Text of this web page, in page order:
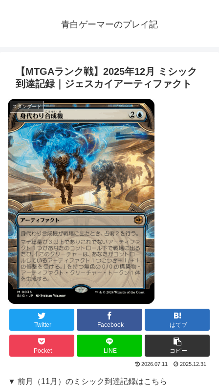
青白ゲーマーのプレイ記
【MTGAランク戦】2025年12月 ミシック
到達記録｜ジェスカイアーティファクト
スタンダード
Twitter Facebook はてブ
Pocket LINE コピー
2026.07.11 2025.12.31
▼ 前月（11月）のミシック到達記録はこちら